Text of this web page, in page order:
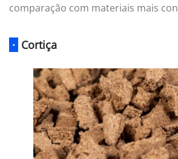
comparação com materiais mais
· Cortiça